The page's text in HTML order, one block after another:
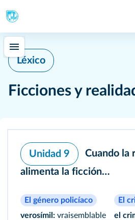
Léxico
Ficciones y
Unidad 9
Cuando la
alimenta la ficción…
El género policíaco
verosímil: vraisemblable
El
el